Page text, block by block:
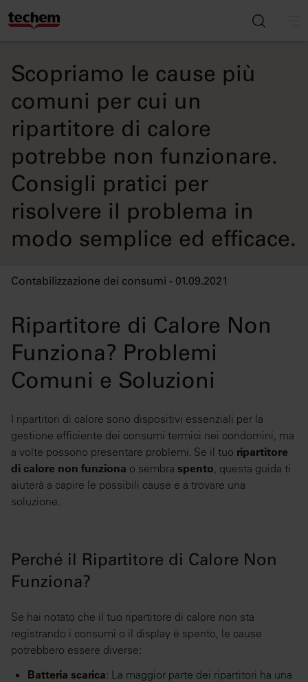
Scopriamo le cause più
comuni per cui un
ripartitore di calore
potrebbe non funzionare.
Consigli pratici per
risolvere il problema in
modo semplice ed efficace.
Contabilizzazione dei consumi - 01.09.2021
Ripartitore di Calore Non
Funziona? Problemi
Comuni e Soluzioni
I ripartitori di calore sono dispositivi essenziali per la
gestione efficiente dei consumi termici nei condomini, ma
a volte possono presentare problemi. Se il tuo ripartitore
di calore non funziona o sembra spento , questa guida ti
aiuterà a capire le possibili cause e a trovare una
soluzione.
Perché il Ripartitore di Calore Non
Funziona?
Se hai notato che il tuo ripartitore di calore non sta
registrando i consumi o il display è spento, le cause
potrebbero essere diverse:
Batteria scarica: La maggior parte dei ripartitori ha una